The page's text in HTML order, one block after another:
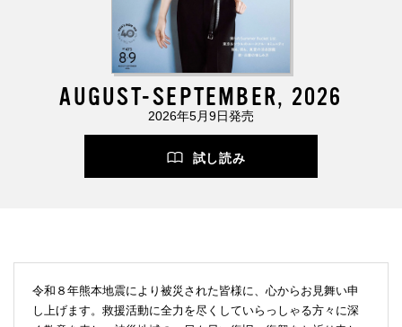
AUGUST-SEPTEMBER, 2026
2026年5月9日発売
試し読み
令和８年熊本地震により被災された皆様に、心からお見舞い申
し上げます。救援活動に全力を尽くしていらっしゃる方々に深